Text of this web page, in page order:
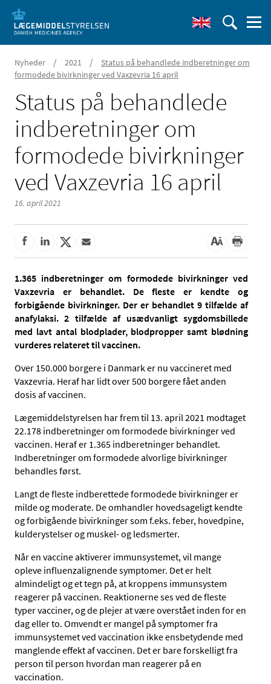
Nyheder / 2021 /
Status på behandlede indberetninger om
formodede bivirkninger ved Vaxzevria 16 april
Status på behandlede
indberetninger om
formodede bivirkninger
ved Vaxzevria 16 april
16. april 2021
1.365 indberetninger om formodede bivirkninger ved
Vaxzevria er behandlet. De fleste er kendte og
forbigående bivirkninger. Der er behandlet 9 tilfælde af
anafylaksi. 2 tilfælde af usædvanligt sygdomsbillede
med lavt antal blodplader, blodpropper samt blødning
vurderes relateret til vaccinen.
Over 150.000 borgere i Danmark er nu vaccineret med
Vaxzevria. Heraf har lidt over 500 borgere fået anden
dosis af vaccinen.
Lægemiddelstyrelsen har frem til 13. april 2021 modtaget
22.178 indberetninger om formodede bivirkninger ved
vaccinen. Heraf er 1.365 indberetninger behandlet.
Indberetninger om formodede alvorlige bivirkninger
behandles først.
Langt de fleste indberettede formodede bivirkninger er
milde og moderate. De omhandler hovedsageligt kendte
og forbigående bivirkninger som f.eks. feber, hovedpine,
kulderystelser og muskel- og ledsmerter.
Når en vaccine aktiverer immunsystemet, vil mange
opleve influenzalignende symptomer. Det er helt
almindeligt og et tegn på, at kroppens immunsystem
reagerer på vaccinen. Reaktionerne ses ved de fleste
typer vacciner, og de plejer at være overstået inden for en
dag eller to. Omvendt er mangel på symptomer fra
immunsystemet ved vaccination ikke ensbetydende med
manglende effekt af vaccinen. Det er bare forskelligt fra
person til person hvordan man reagerer på en
vaccination.